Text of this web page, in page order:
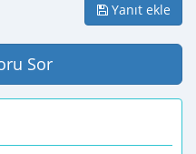
Yanıt ekle
Sor